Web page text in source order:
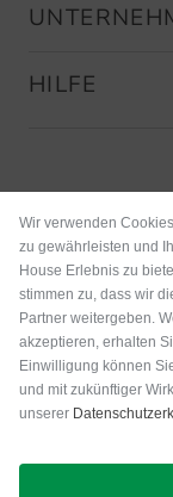
HILFE
Wir verwenden
zu gewährleisten und
House Erlebnis zu
stimmen zu, dass wir
Partner weitergeben.
akzeptieren, erhalten
Einwilligung können
und mit zukünftiger
unserer